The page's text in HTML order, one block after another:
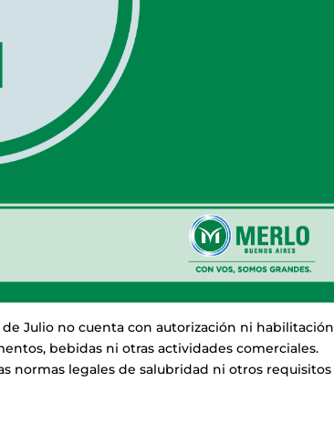
Julio no cuenta con autorización ni habilitación
bebidas ni otras actividades comerciales.
normas legales de salubridad ni otros requisitos